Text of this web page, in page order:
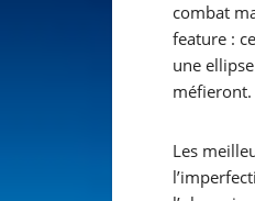
combat
feature :
une
méfieront.
Les